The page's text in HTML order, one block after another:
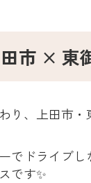
市 × 東
り、上田市
でドライブ
です✨